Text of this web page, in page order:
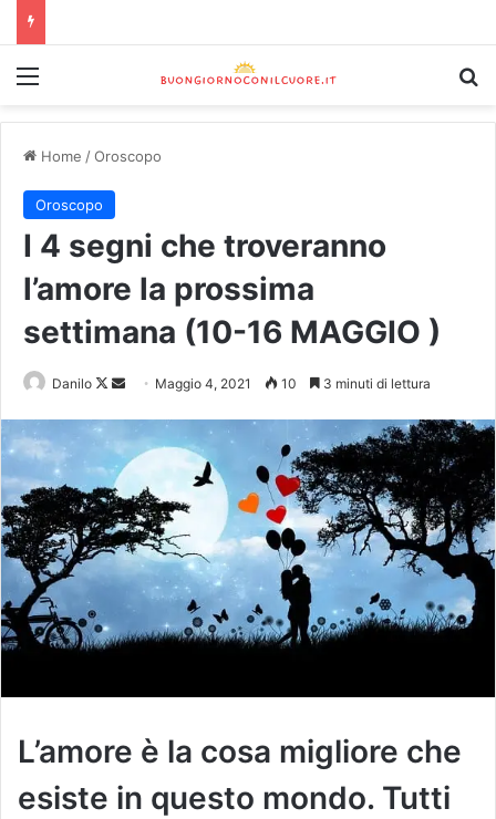
Home /Oroscopo
Oroscopo
I 4 segni che troveranno
l’amore la prossima
settimana (10-16 MAGGIO )
Danilo Maggio 4, 2021 10 3 minuti di lettura
L’amore è la cosa migliore che
esiste in questo mondo. Tutti